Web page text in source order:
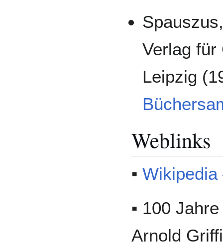
Verlag für
Leipzig
Weblinks
▪ Wikipedia
▪ 100
Arnold